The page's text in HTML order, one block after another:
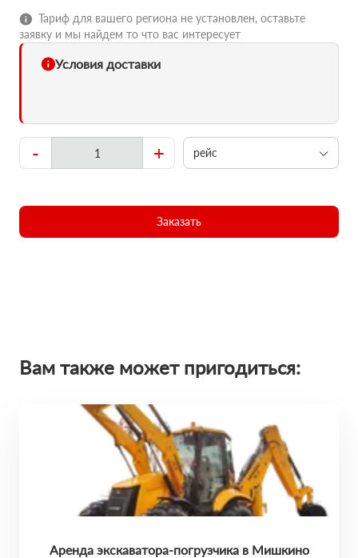
Тариф для вашего региона не установлен, оставьте
заявку и мы найдем то что вас интересует
Условия доставки
- + рейс
Заказать
Вам также может пригодиться:
Аренда экскаватора-погрузчика в Мишкино